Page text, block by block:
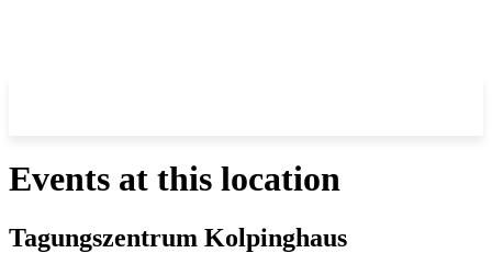
Events at this location
Tagungszentrum Kolpinghaus